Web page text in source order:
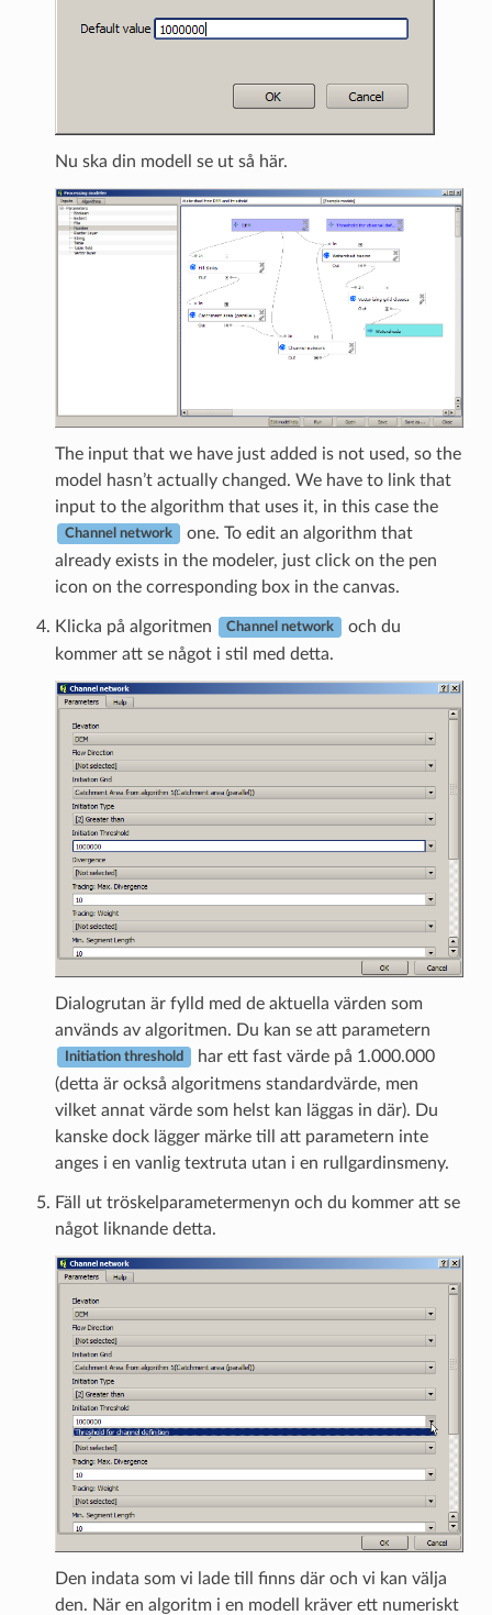
Nu ska din modell se ut så här.
The input that we have just added is not used, so the
model hasn’t actually changed. We have to link that
input to the algorithm that uses it, in this case the
Channel network
one. To edit an algorithm that
already exists in the modeler, just click on the pen
icon on the corresponding box in the canvas.
Klicka på algoritmen Channel network
och du
kommer att se något i stil med detta.
Dialogrutan är fylld med de aktuella värden som
används av algoritmen. Du kan se att parametern
Initiation threshold
har ett fast värde på 1.000.000
(detta är också algoritmens standardvärde, men
vilket annat värde som helst kan läggas in där). Du
kanske dock lägger märke till att parametern inte
anges i en vanlig textruta utan i en rullgardinsmeny.
Fäll ut tröskelparametermenyn och du kommer att se
något liknande detta.
Den indata som vi lade till finns där och vi kan välja
den. När en algoritm i en modell kräver ett numeriskt